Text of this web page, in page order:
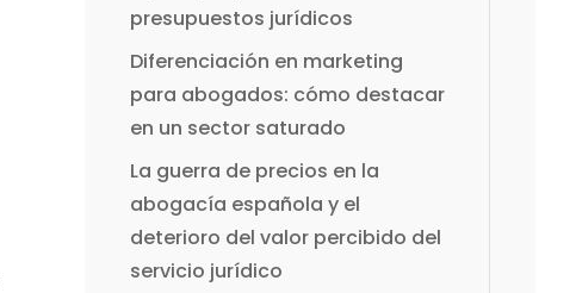
presupuestos jurídicos
Diferenciación en marketing
para abogados: cómo destacar
en un sector saturado
La guerra de precios en la
abogacía española y el
deterioro del valor percibido del
servicio jurídico